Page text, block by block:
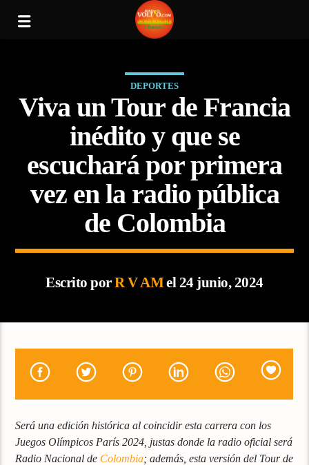
DEPORTES
Viva un Tour de Francia
inédito y que se
escuchará por primera
vez en la radio pública
de Colombia
Escrito porR V AMel 24 junio, 2024
Será una edición histórica al coincidir esta carrera con los
Juegos Olímpicos París 2024, justas donde la radio oficial será
Radio Nacional de Colombia; además, esta versión del Tour de